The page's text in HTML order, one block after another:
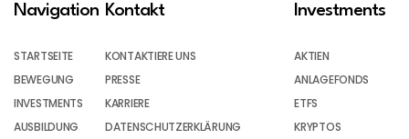
Navigation
STARTSEITE
BEWEGUNG
INVESTMENTS
AUSBILDUNG
Kontakt
KONTAKTIERE UNS
PRESSE
KARRIERE
DATENSCHUTZERKLÄRUNG
Investments
AKTIEN
ANLAGEFONDS
ETFS
KRYPTOS